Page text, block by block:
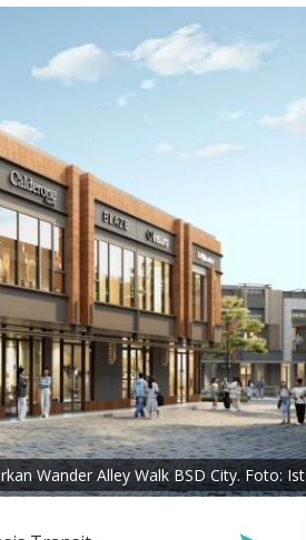
Wander Alley Walk BSD City. Foto: Ist